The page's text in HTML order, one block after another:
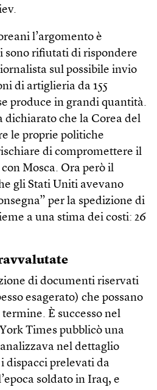
l’argomento è
sono rifiutati di rispondere
sul possibile invio
di artiglieria da 155
produce in grandi quantità.
dichiarato che la Corea del
le proprie politiche
di compromettere il
Mosca. Ora però il
gli Stati Uniti avevano
per la spedizione di
a una stima dei costi: 26
di documenti riservati
esagerato) che possano
È successo nel
Times pubblicò una
nel dettaglio
dispacci prelevati da
soldato in Iraq, e